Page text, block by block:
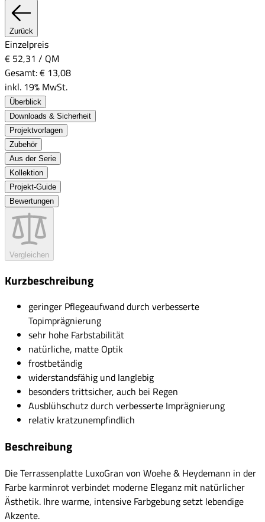
Zurück
Einzelpreis
€ 52,31 / QM
Gesamt:€ 13,08
inkl. 19% MwSt.
Überblick
Downloads & Sicherheit
Projektvorlagen
Zubehör
Aus der Serie
Kollektion
Projekt-Guide
Bewertungen
Vergleichen
Kurzbeschreibung
geringer Pflegeaufwand durch verbesserte
Topimprägnierung
sehr hohe Farbstabilität
natürliche, matte Optik
frostbetändig
widerstandsfähig und langlebig
besonders trittsicher, auch bei Regen
Ausblühschutz durch verbesserte Imprägnierung
relativ kratzunempfindlich
Beschreibung
Die Terrassenplatte LuxoGran von Woehe & Heydemann in der
Farbe karminrot verbindet moderne Eleganz mit natürlicher
Ästhetik. Ihre warme, intensive Farbgebung setzt lebendige
Akzente.